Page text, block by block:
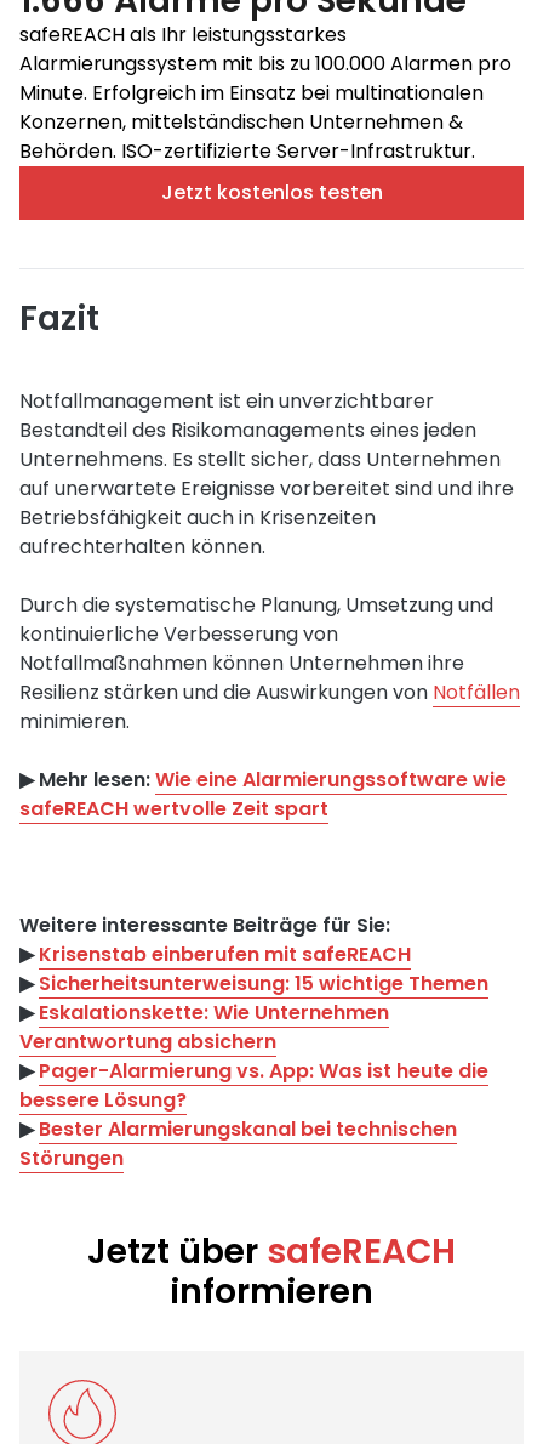
safeREACH als Ihr leistungsstarkes
Alarmierungssystem mit bis zu 100.000 Alarmen pro
Minute. Erfolgreich im Einsatz bei multinationalen
Konzernen, mittelständischen Unternehmen &
Behörden. ISO-zertifizierte Server-Infrastruktur.
Jetzt kostenlos testen
Fazit
Notfallmanagement ist ein unverzichtbarer
Bestandteil des Risikomanagements eines jeden
Unternehmens. Es stellt sicher, dass Unternehmen
auf unerwartete Ereignisse vorbereitet sind und ihre
Betriebsfähigkeit auch in Krisenzeiten
aufrechterhalten können.
Durch die systematische Planung, Umsetzung und
kontinuierliche Verbesserung von
Notfallmaßnahmen können Unternehmen ihre
Resilienz stärken und die Auswirkungen von Notfällen
minimieren.
▶︎ Mehr lesen:Wie eine Alarmierungssoftware wie
safeREACH wertvolle Zeit spart
Weitere interessante Beiträge für Sie:
▶︎Krisenstab einberufen mit safeREACH
▶︎Sicherheitsunterweisung: 15 wichtige Themen
▶︎Eskalationskette: Wie Unternehmen
Verantwortung absichern
▶︎Pager-Alarmierung vs. App: Was ist heute die
bessere Lösung?
▶︎Bester Alarmierungskanal bei technischen
Störungen
Jetzt über safeREACH
informieren